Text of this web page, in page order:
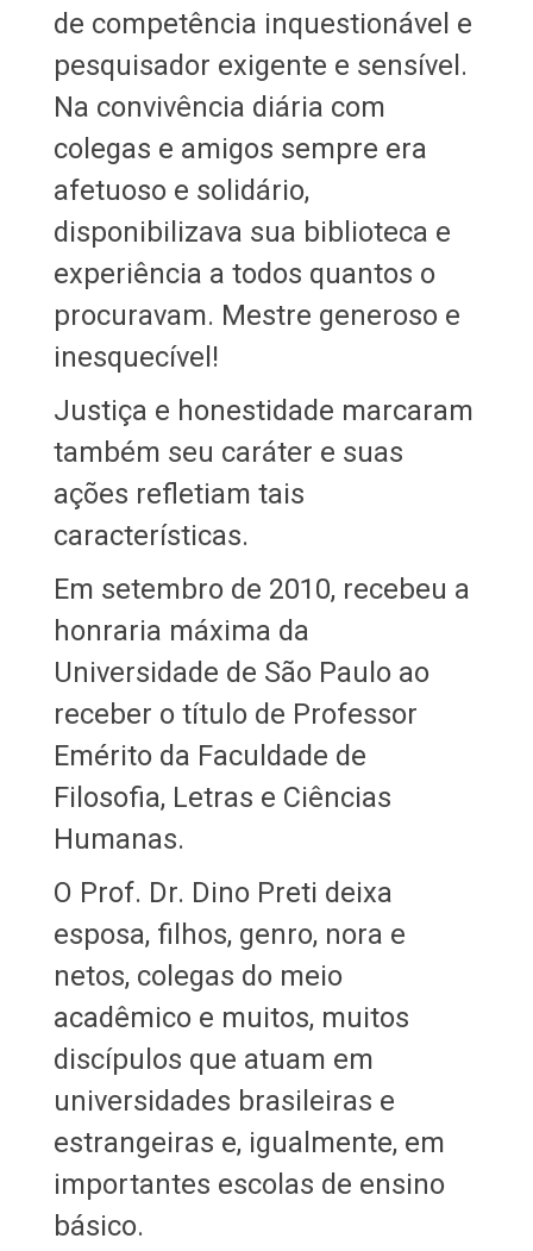
de competência inquestionável e
pesquisador exigente e sensível.
Na convivência diária com
colegas e amigos sempre era
afetuoso e solidário,
disponibilizava sua biblioteca e
experiência a todos quantos o
procuravam. Mestre generoso e
inesquecível!
Justiça e honestidade marcaram
também seu caráter e suas
ações refletiam tais
características.
Em setembro de 2010, recebeu a
honraria máxima da
Universidade de São Paulo ao
receber o título de Professor
Emérito da Faculdade de
Filosofia, Letras e Ciências
Humanas.
O Prof. Dr. Dino Preti deixa
esposa, filhos, genro, nora e
netos, colegas do meio
acadêmico e muitos, muitos
discípulos que atuam em
universidades brasileiras e
estrangeiras e, igualmente, em
importantes escolas de ensino
básico.